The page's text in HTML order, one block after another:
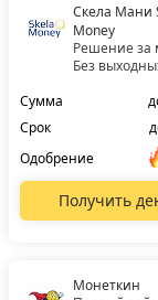
Скела Мани
Money
Решение за
Без
Сумма
Срок
Одобрение
Получить
Монеткин